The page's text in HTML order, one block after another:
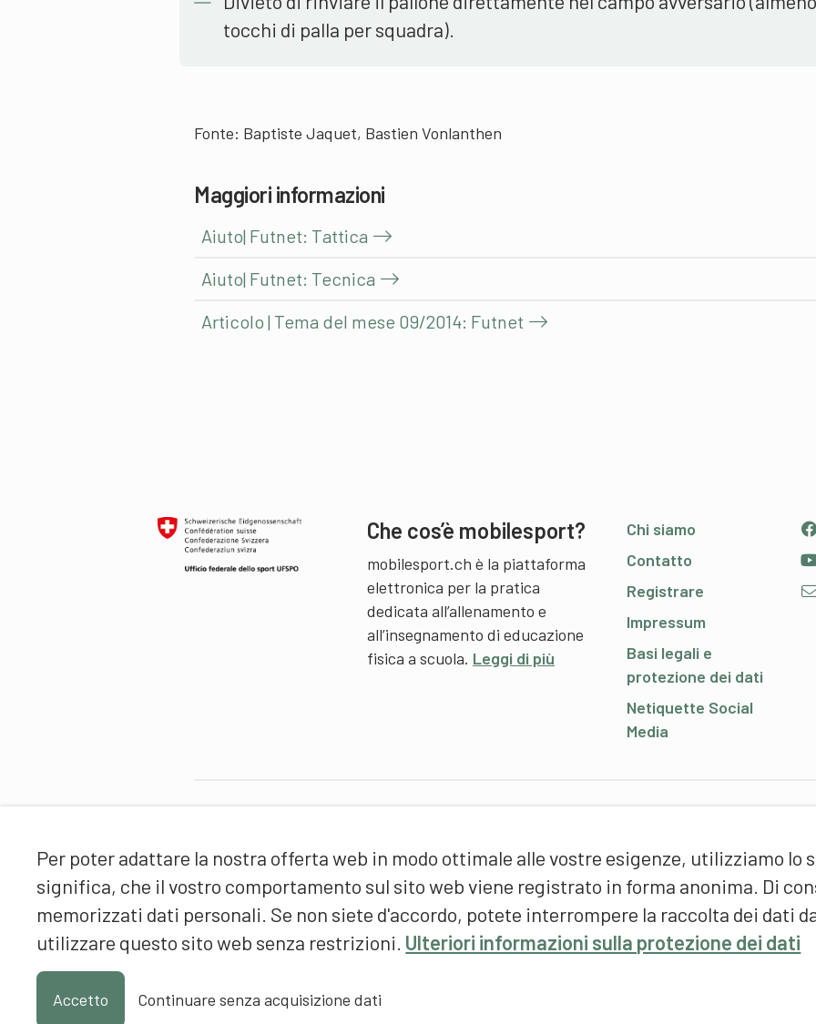
Per poter adattare la nostra offerta web in modo ottimale alle vostre esigenze, utilizziamo lo
significa, che il vostro comportamento sul sito web viene registrato in forma anonima. Di
memorizzati dati personali. Se non siete d'accordo, potete interrompere la raccolta dei dati
utilizzare questo sito web senza restrizioni. Ulteriori informazioni sulla protezione dei dati
Accetto Continuare senza acquisizione dati
tocchi di palla per squadra).
Fonte: Baptiste Jaquet, Bastien Vonlanthen
Maggiori informazioni
Aiuto| Futnet: Tattica
Aiuto| Futnet: Tecnica
Articolo | Tema del mese 09/2014: Futnet
Che cos’è mobilesport?
mobilesport.ch è la piattaforma
elettronica per la pratica
dedicata all’allenamento e
all’insegnamento di educazione
fisica a scuola. Leggi di più
Chi siamo
Contatto
Registrare
Impressum
Basi legali e
protezione dei dati
Netiquette Social
Media